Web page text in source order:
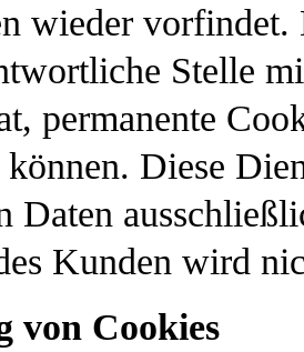
wieder vorfindet.
Stelle
permanente
können. Diese
Daten
Kunden wird
von Cookies